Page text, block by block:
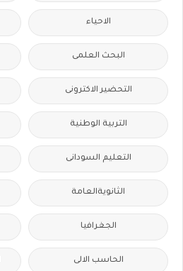
الاحياء
البحث العلمى
التحضير الاكترونى
التربية الوطنية
التعليم السودانى
الثانويةالعامة
الجغرافيا
الحاسب الالى